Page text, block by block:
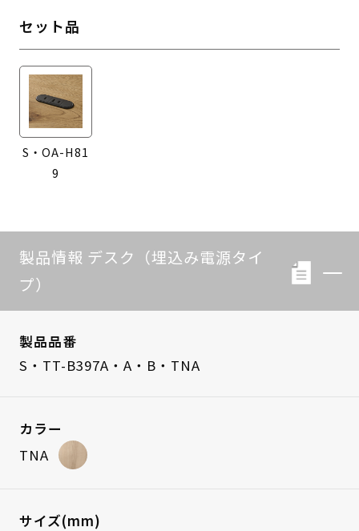
セット品
S・OA-H81
9
製品情報 デスク（埋込み電源タイ
プ）
製品品番
S・TT-B397A・A・B・TNA
カラー
TNA
サイズ(mm)